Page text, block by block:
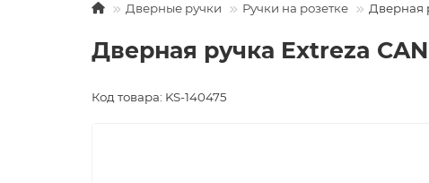
Дверные ручки Ручки на розетке Дверная
Дверная ручка Extreza
Код товара: KS-140475